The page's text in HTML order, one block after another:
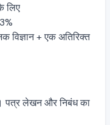
लिए
विज्ञान + एक अतिरिक्त
पत्र लेखन और निबंध का